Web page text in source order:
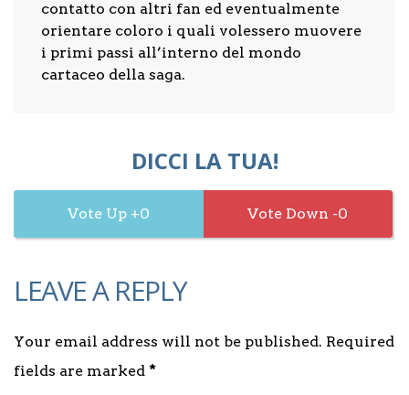
contatto con altri fan ed eventualmente
orientare coloro i quali volessero muovere
i primi passi all’interno del mondo
cartaceo della saga.
DICCI LA TUA!
0 0
LEAVE A REPLY
Your email address will not be published. Required
fields are marked *